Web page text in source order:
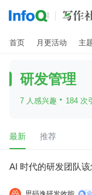
首页 月更活动 主
研发管理
7 人感兴趣 · 184 次
最新 推荐
AI 时代的研发团队